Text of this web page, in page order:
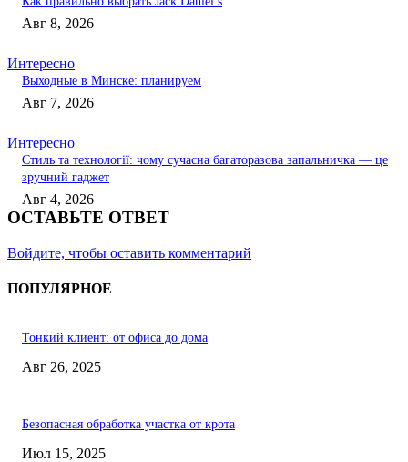
Авг 8, 2026
Интересно
Выходные в Минске: планируем
Авг 7, 2026
Интересно
Стиль та технології: чому сучасна багаторазова запальничка — це
зручний гаджет
Авг 4, 2026
ОСТАВЬТЕ ОТВЕТ
Войдите, чтобы оставить комментарий
ПОПУЛЯРНОЕ
Тонкий клиент: от офиса до дома
Авг 26, 2025
Безопасная обработка участка от крота
Июл 15, 2025